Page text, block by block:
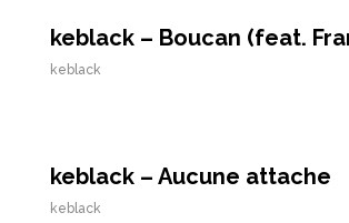
keblack – Boucan (feat.
keblack
keblack – Aucune attache
keblack